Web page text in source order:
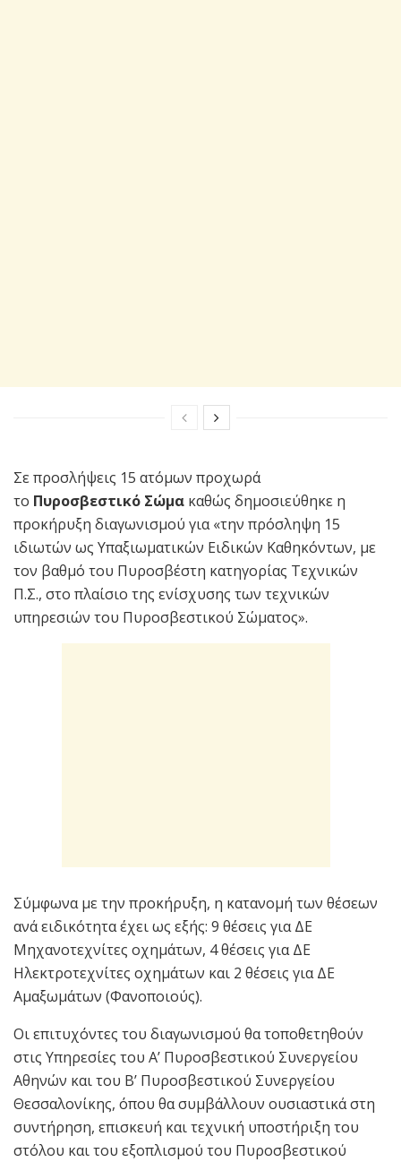
Σε προσλήψεις 15 ατόμων προχωρά
το Πυροσβεστικό Σώμα καθώς δημοσιεύθηκε η
προκήρυξη διαγωνισμού για «την πρόσληψη 15
ιδιωτών ως Υπαξιωματικών Ειδικών Καθηκόντων, με
τον βαθμό του Πυροσβέστη κατηγορίας Τεχνικών
Π.Σ., στο πλαίσιο της ενίσχυσης των τεχνικών
υπηρεσιών του Πυροσβεστικού Σώματος».
Σύμφωνα με την προκήρυξη, η κατανομή των θέσεων
ανά ειδικότητα έχει ως εξής: 9 θέσεις για ΔΕ
Μηχανοτεχνίτες οχημάτων, 4 θέσεις για ΔΕ
Ηλεκτροτεχνίτες οχημάτων και 2 θέσεις για ΔΕ
Αμαξωμάτων (Φανοποιούς).
Οι επιτυχόντες του διαγωνισμού θα τοποθετηθούν
στις Υπηρεσίες του Α’ Πυροσβεστικού Συνεργείου
Αθηνών και του Β’ Πυροσβεστικού Συνεργείου
Θεσσαλονίκης, όπου θα συμβάλλουν ουσιαστικά στη
συντήρηση, επισκευή και τεχνική υποστήριξη του
στόλου και του εξοπλισμού του Πυροσβεστικού